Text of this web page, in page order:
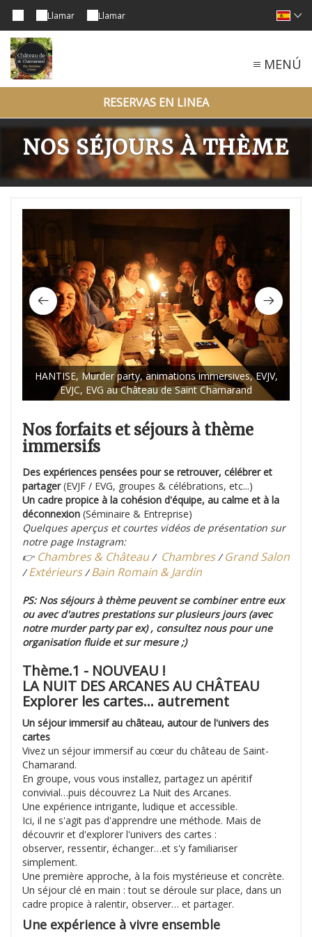
Llamar Llamar
MENÚ
RESERVAS EN LINEA
NOS SÉJOURS À THÈME
HANTISE, Murder party, animations immersives, EVJV,
EVJC, EVG au Château de Saint Chamarand
Nos forfaits et séjours à thème
immersifs
Des expériences pensées pour se retrouver, célébrer et
partager(EVJF / EVG, groupes & célébrations, etc...)
Un cadre propice à la cohésion d'équipe, au calme et à la
déconnexion (Séminaire & Entreprise)
Quelques aperçus et courtes vidéos de présentation sur
notre page Instagram:
👉 Chambres & Château/ Chambres/Grand Salon
/Extérieurs/Bain Romain & Jardin
PS: Nos séjours à thème peuvent se combiner entre eux
ou avec d'autres prestations sur plusieurs jours (avec
notre murder party par ex) , consultez nous pour une
organisation fluide et sur mesure ;)
Thème.1 - NOUVEAU !
LA NUIT DES ARCANES AU CHÂTEAU
Explorer les cartes… autrement
Un séjour immersif au château, autour de l'univers des
cartes
Vivez un séjour immersif au cœur du château de Saint-
Chamarand.
En groupe, vous vous installez, partagez un apéritif
convivial…puis découvrez La Nuit des Arcanes.
Une expérience intrigante, ludique et accessible.
Ici, il ne s'agit pas d'apprendre une méthode. Mais de
découvrir et d'explorer l'univers des cartes :
observer, ressentir, échanger…et s'y familiariser
simplement.
Une première approche, à la fois mystérieuse et concrète.
Un séjour clé en main : tout se déroule sur place, dans un
cadre propice à ralentir, observer… et partager.
Une expérience à vivre ensemble